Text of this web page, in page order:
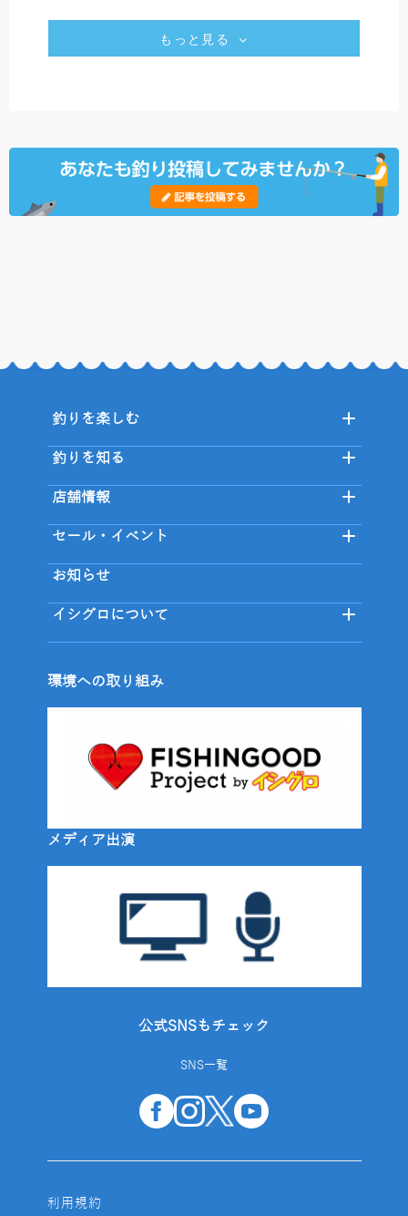
もっと見る
釣りを楽しむ
釣りを知る
店舗情報
セール・イベント
お知らせ
イシグロについて
環境への取り組み
メディア出演
公式SNSもチェック
SNS一覧
利用規約